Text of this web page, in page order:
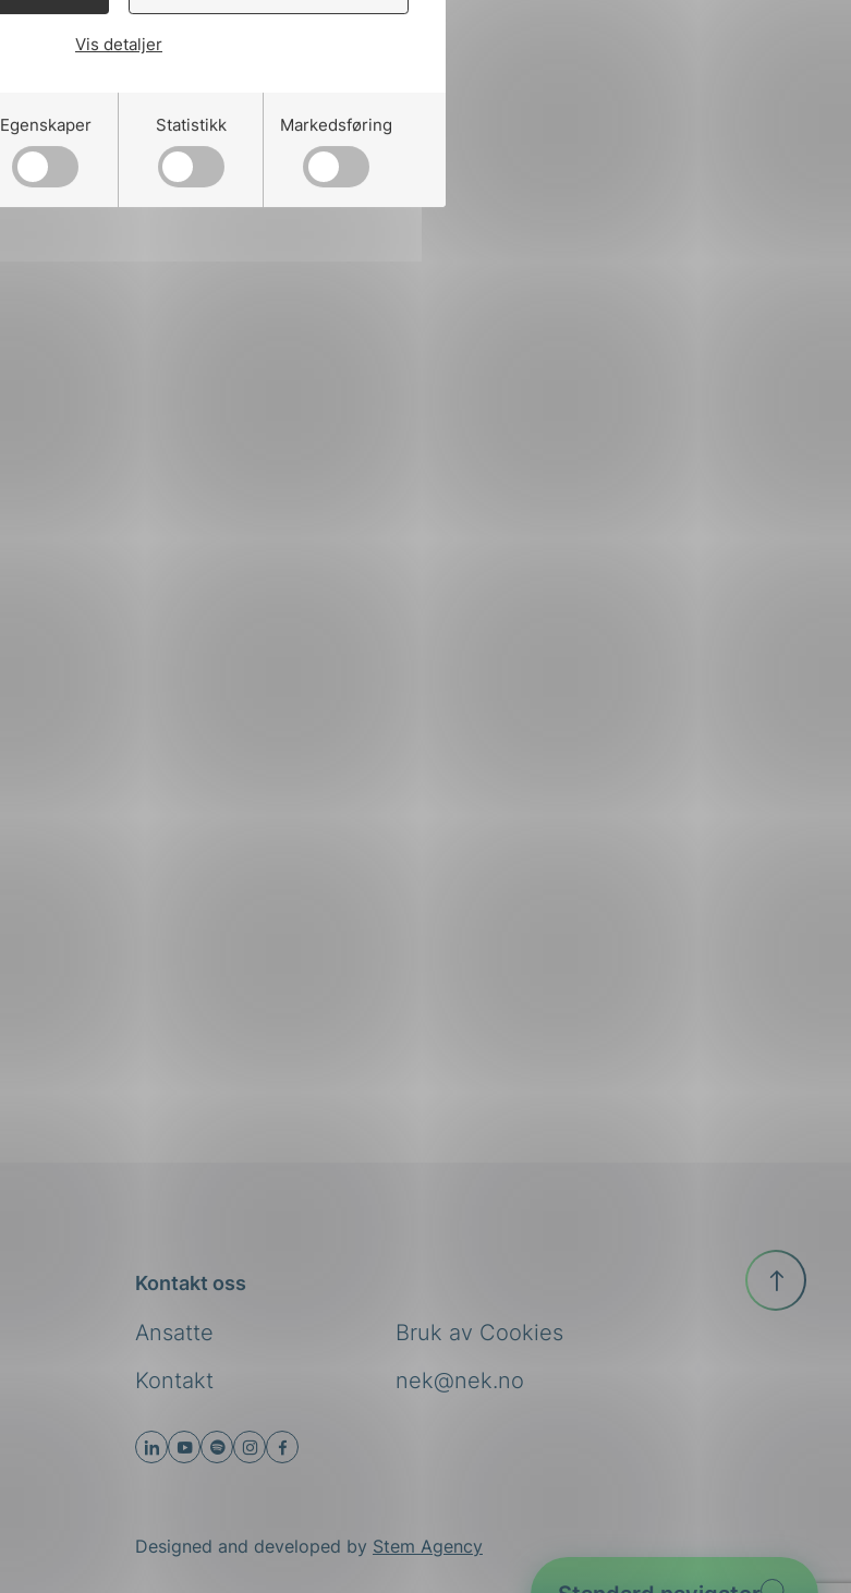
Vis detaljer
Egenskaper Statistikk Markedsføring
Kontakt oss
Ansatte
nek@nek.no
Kontakt
Bruk av Cookies
Designed and developed by Stem Agency
Til
toppen